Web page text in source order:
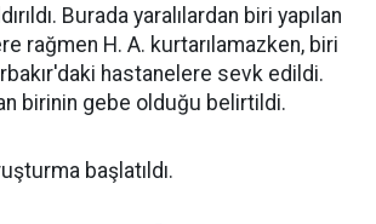
Burada yaralılardan biri yapılan
rağmen H. A. kurtarılamazken, biri
hastanelere sevk edildi.
birinin gebe olduğu belirtildi.
başlatıldı.